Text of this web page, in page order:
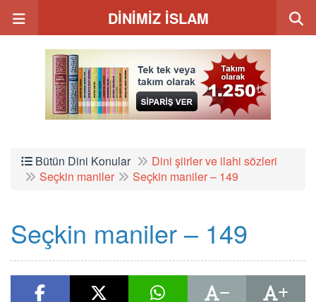
DİNİMİZ İSLAM
Bütün Dini Konular
Dini şiirler ve ilahi sözleri
Seçkin maniler
Seçkin maniler – 149
Seçkin maniler – 149